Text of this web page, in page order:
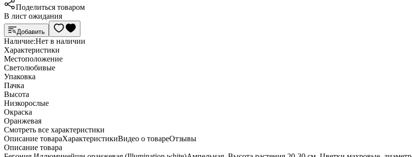
Поделиться товаром
В лист ожидания
Добавить
Наличие:Нет в наличии
Характеристики
Местоположение
Светолюбивые
Упаковка
Пачка
Высота
Низкорослые
Окраска
Оранжевая
Cмотреть все характеристики
Описание товараХарактеристикиВидео о товареОтзывы
Описание товара